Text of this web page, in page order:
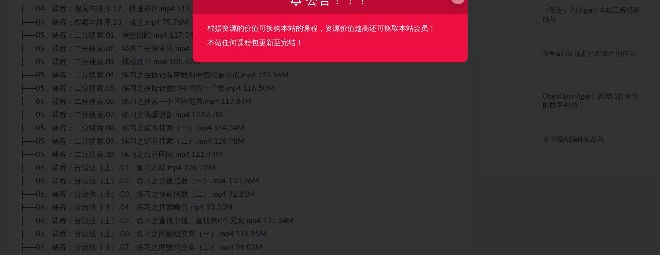
├──04、课程：搜索与排序.12、快速排序.mp4 113.85M
├──04、课程：搜索与排序.13、改进.mp4 75.76M
├──05、课程：二分搜索.01、课堂回顾.mp4 117.54M
├──05、课程：二分搜索.02、经典二分搜索法.mp4 107.98M
├──05、课程：二分搜索.03、模板练习.mp4 105.62M
├──05、课程：二分搜索.04、练习之在旋转有序数列中查找最小值.mp4 123.96M
├──05、课程：二分搜索.05、练习之在旋转数组中查找一个数.mp4 116.50M
├──05、课程：二分搜索.06、练习之搜索一个区间范围.mp4 117.84M
├──05、课程：二分搜索.07、练习之供暖设备.mp4 122.67M
├──05、课程：二分搜索.08、练习之矩阵搜索（一）.mp4 134.34M
├──05、课程：二分搜索.09、练习之矩阵搜索（二）.mp4 128.98M
├──05、课程：二分搜索.10、练习之合并区间.mp4 121.44M
├──06、课程：分治法（上）.01、复习总结.mp4 126.72M
├──06、课程：分治法（上）.02、练习之快速指数（一）.mp4 110.76M
├──06、课程：分治法（上）.03、练习之快速指数（二）.mp4 92.81M
├──06、课程：分治法（上）.04、练习之搜索峰值.mp4 93.90M
├──06、课程：分治法（上）.05、练习之查找中值、查找第K个元素.mp4 125.34M
├──06、课程：分治法（上）.06、练习之两数组交集（一）.mp4 118.95M
├──06、课程：分治法（上）.07、练习之两数组交集（二）.mp4 96.03M
（预定）AI Agent 全栈工程师训
练营
零基础 AI 漫剧智能量产创作营
OpenClaw Agent 从0到1打造你
的数字AI员工
企业级AI编程实战营
根据资源的价值可换购本站的课程，资源价值越高还可换取本站会员！
本站任何课程包更新至完结！